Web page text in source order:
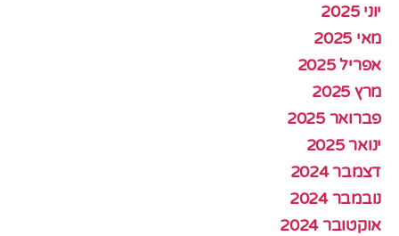
יוני 2025
מאי 2025
אפריל 2025
מרץ 2025
פברואר 2025
ינואר 2025
דצמבר 2024
נובמבר 2024
אוקטובר 2024